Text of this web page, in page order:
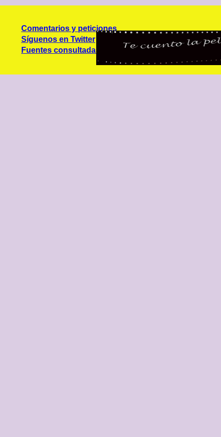
Comentarios y peticiones
Síguenos en Twitter
Fuentes consultadas